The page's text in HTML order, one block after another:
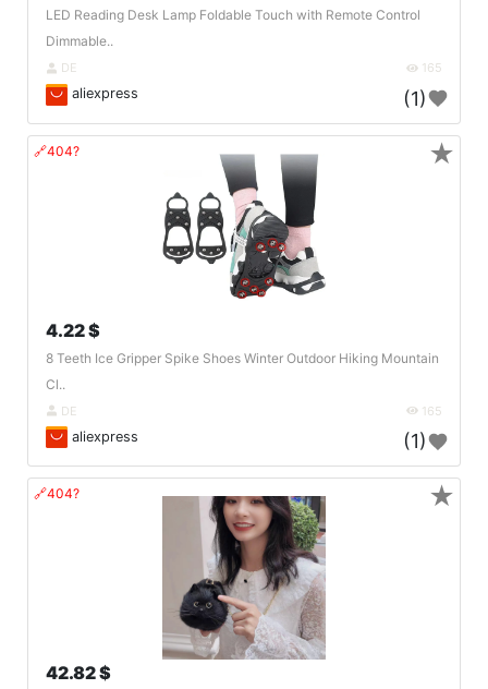
LED Reading Desk Lamp Foldable Touch with Remote Control
Dimmable..
DE 165
aliexpress (1)
🔗404?
4.22 $
8 Teeth Ice Gripper Spike Shoes Winter Outdoor Hiking Mountain
Cl..
DE 165
aliexpress (1)
★
🔗404?
42.82 $
★